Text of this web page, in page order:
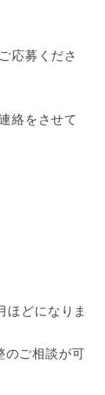
応募くださ
絡をさせて
どになりま
のご相談が可